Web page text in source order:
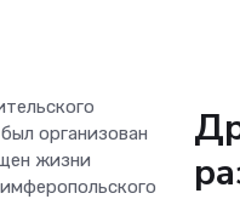
организован
жизни